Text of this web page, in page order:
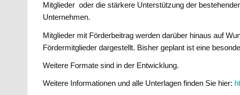
Mitglieder oder die stärkere Unterstützung der
Unternehmen.
Mitglieder mit Förderbeitrag werden darüber hinaus auf
Fördermitglieder dargestellt. Bisher geplant ist eine
Weitere Formate sind in der Entwicklung.
Weitere Informationen und alle Unterlagen finden Sie hier: